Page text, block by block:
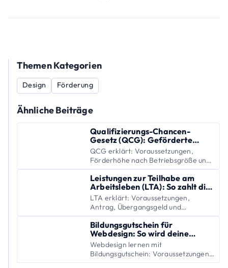
Themen Kategorien
Design Förderung
Ähnliche Beiträge
Qualifizierungs-Chancen-
Gesetz (QCG): Geförderte
Weiterbildung für Beschäftigte
QCG erklärt: Voraussetzungen,
Förderhöhe nach Betriebsgröße und
Antrag – geförderte Weiterbildung
für Beschäftigte und Unternehmen.
Leistungen zur Teilhabe am
Arbeitsleben (LTA): So zahlt die
Rentenversicherung deine
Weiterbildung
LTA erklärt: Voraussetzungen,
Antrag, Übergangsgeld und
Widerspruch – so finanziert die
Rentenversicherung deinen
beruflichen Neuanfang.
Bildungsgutschein für
Webdesign: So wird deine
Weiterbildung gefördert
Webdesign lernen mit
Bildungsgutschein: Voraussetzungen,
Antrag in 5 Schritten und Tipps fürs